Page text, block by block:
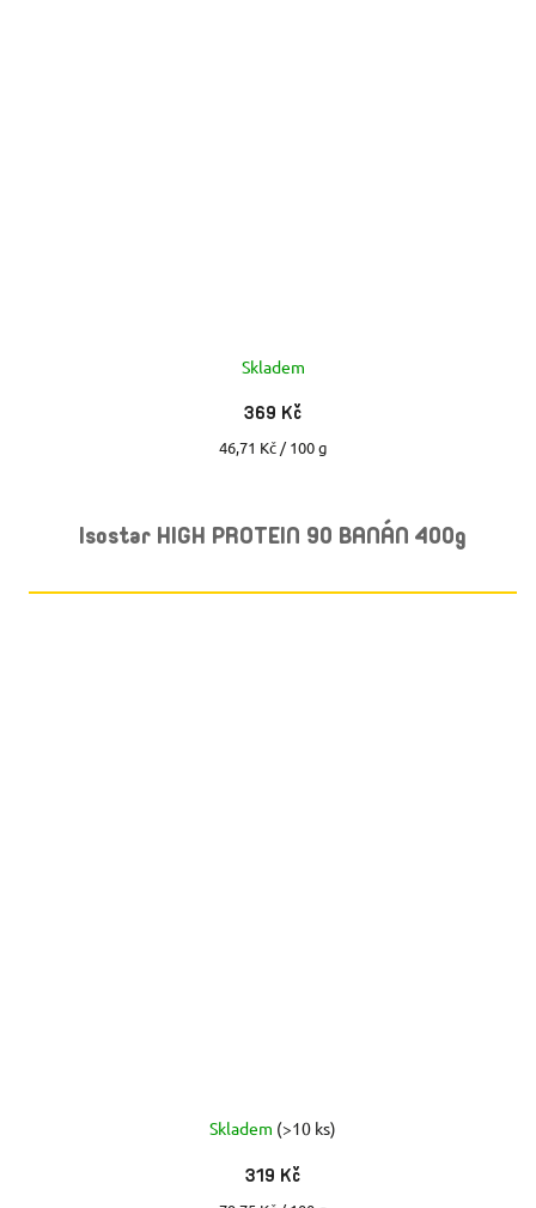
Skladem
369 Kč
Měrná
46,71 Kč / 100 g
Isostar HIGH PROTEIN 90 BANÁN 400g
Skladem (>10 ks)
319 Kč